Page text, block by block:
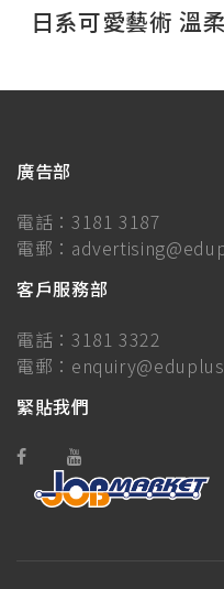
日系可愛藝術 溫
廣告部
電話： 3181 3187
電郵：
客戶服務部
電話： 3181 3322
電郵：
緊貼我們